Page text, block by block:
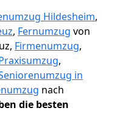
Hildesheim,
, Fernumzug von
Firmenumzug,
,
in
nach
die besten